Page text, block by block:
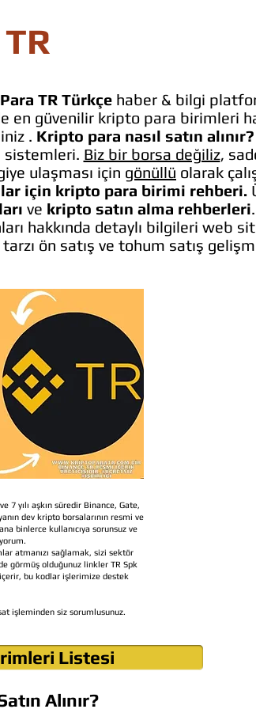
TR
TR Türkçe haber & bilgi
en güvenilir kripto para birimleri
. Kripto para nasıl satın alınır?
sistemleri. Biz bir borsa değiliz,
ulaşması için gönüllü olarak
için kripto para birimi rehberi.
ve kripto satın alma rehberleri
hakkında detaylı bilgileri web
ön satış ve tohum satış
7 yılı aşkın süredir Binance, Gate,
dev kripto borsalarının resmi ve
binlerce kullanıcıya sorunsuz ve
atmanızı sağlamak, sizi sektör
görmüş olduğunuz linkler TR Spk
bu kodlar işlerimize destek
işleminden siz sorumlusunuz.
Listesi
Alınır?